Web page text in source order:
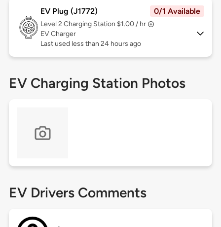
EV Plug (J1772) 0/1 Available
Level 2 Charging Station $1.00 / hr
EV Charger
Last used less than 24 hours ago
EV Charging Station Photos
EV Drivers Comments